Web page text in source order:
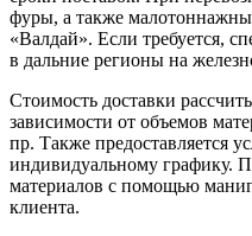
фуры, а также
«Валдай». Если требуется,
в дальние регионы на
Стоимость доставки
зависимости от объемов
пр. Также предоставляется
индивидуальному графику.
материалов с помощью
клиента.